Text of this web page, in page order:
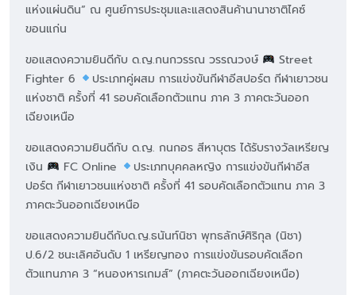
แห่งแผ่นดิน” ณ ศูนย์การประชุมและแสดงสินค้านานาชาติไคซ์
ขอนแก่น
ขอแสดงความยินดีกับ ด.ญ.กนกวรรณ วรรณวงษ์
Street
Fighter 6
ประเภทคู่ผสม การแข่งขันกีฬาอีสปอร์ต กีฬาเยาวชน
แห่งชาติ ครั้งที่ 41 รอบคัดเลือกตัวแทน ภาค 3 ภาคตะวันออก
เฉียงเหนือ
ขอแสดงความยินดีกับ ด.ญ. กนกอร สีหาบุตร ได้รับรางวัลเหรียญ
เงิน
FC Online
ประเภทบุคคลหญิง การแข่งขันกีฬาอีส
ปอร์ต กีฬาเยาวชนแห่งชาติ ครั้งที่ 41 รอบคัดเลือกตัวแทน ภาค 3
ภาคตะวันออกเฉียงเหนือ
ขอแสดงความยินดีกับด.ญ.ธนันท์นิชา พุทธลักษ์ศิริกุล (นิชา)
ป.6/2 ชนะเลิศอันดับ 1 เหรียญทอง การแข่งขันรอบคัดเลือก
ตัวแทนภาค 3 “หนองหารเกมส์” (ภาคตะวันออกเฉียงเหนือ)